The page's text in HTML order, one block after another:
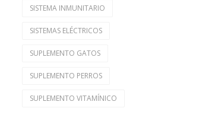
SISTEMA INMUNITARIO
SISTEMAS ELÉCTRICOS
SUPLEMENTO GATOS
SUPLEMENTO PERROS
SUPLEMENTO VITAMÍNICO